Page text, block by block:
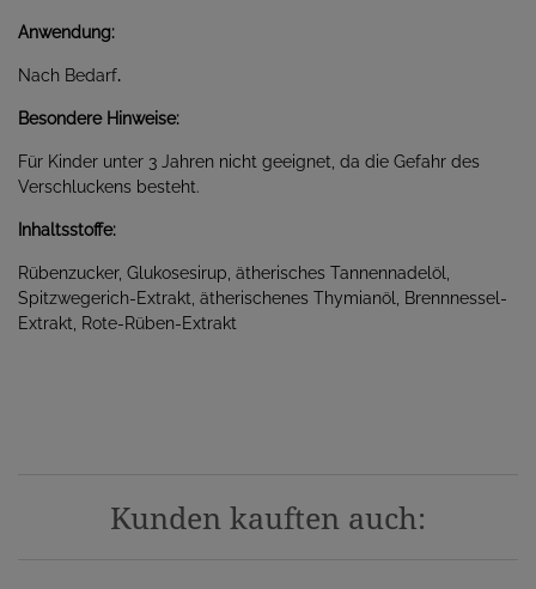
Anwendung:
Nach Bedarf.
Besondere Hinweise:
Für Kinder unter 3 Jahren nicht geeignet, da die Gefahr des
Verschluckens besteht.
Inhaltsstoffe:
Rübenzucker, Glukosesirup, ätherisches Tannennadelöl,
Spitzwegerich-Extrakt, ätherischenes Thymianöl, Brennnessel-
Extrakt, Rote-Rüben-Extrakt
Kunden kauften auch: